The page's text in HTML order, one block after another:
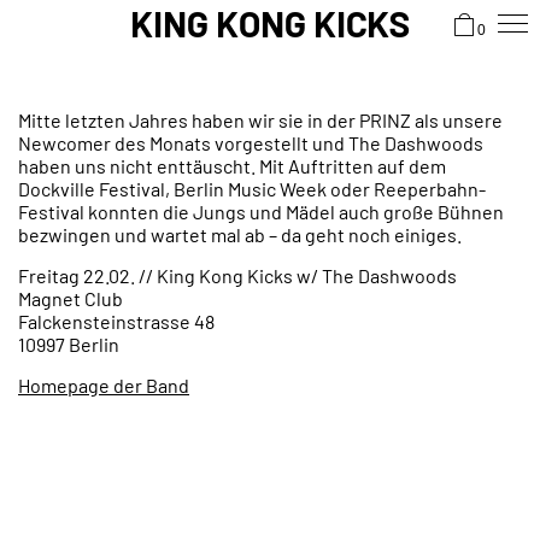
KING KONG KICKS 0
Mitte letzten Jahres haben wir sie in der PRINZ als unsere
Newcomer des Monats vorgestellt und The Dashwoods
haben uns nicht enttäuscht. Mit Auftritten auf dem
Dockville Festival, Berlin Music Week oder Reeperbahn-
Festival konnten die Jungs und Mädel auch große Bühnen
bezwingen und wartet mal ab – da geht noch einiges.
Freitag 22.02. // King Kong Kicks w/ The Dashwoods
Magnet Club
Falckensteinstrasse 48
10997 Berlin
Homepage der Band